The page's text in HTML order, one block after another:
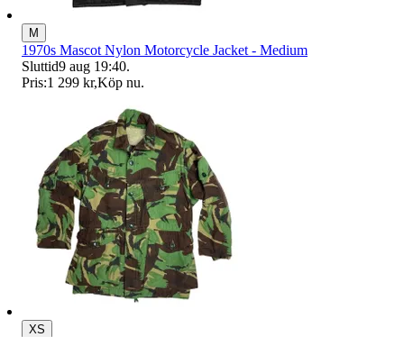
M
1970s Mascot Nylon Motorcycle Jacket - Medium
Sluttid9 aug 19:40.
Pris:1 299 kr,Köp nu.
XS